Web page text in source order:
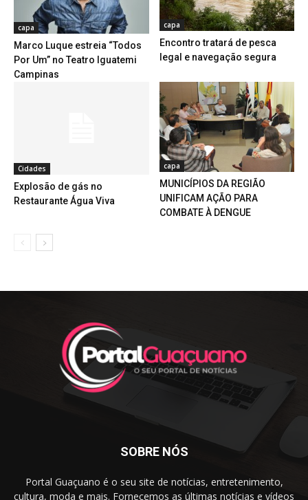
capa
Marco Luque estreia “Todos
Por Um” no Teatro Iguatemi
Campinas
capa
Encontro tratará de pesca
legal e navegação segura
Cidades
Explosão de gás no
Restaurante Água Viva
capa
MUNICÍPIOS DA REGIÃO
UNIFICAM AÇÃO PARA
COMBATE À DENGUE
SOBRE NÓS
Portal Guaçuano é o seu site de notícias, entretenimento,
cultura, moda e mais. Fornecemos as últimas notícias e vídeos